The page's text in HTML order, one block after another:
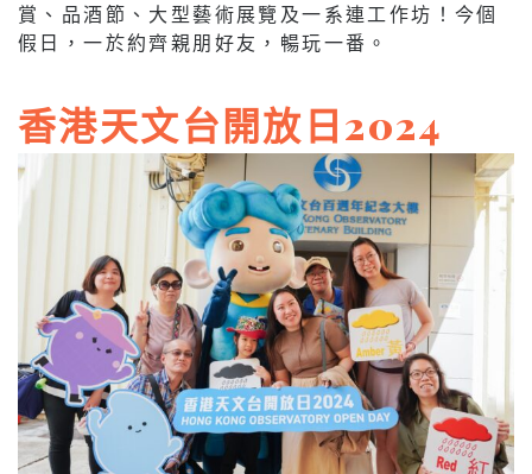
賞、品酒節、大型藝術展覽及一系連工作坊！今個
假日，一於約齊親朋好友，暢玩一番。
香港天文台開放日2024